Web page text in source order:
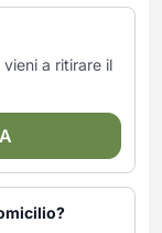
a ritirare il